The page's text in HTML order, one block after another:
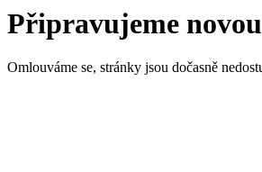
Připravujeme
Omlouváme se, stránky jsou dočasně